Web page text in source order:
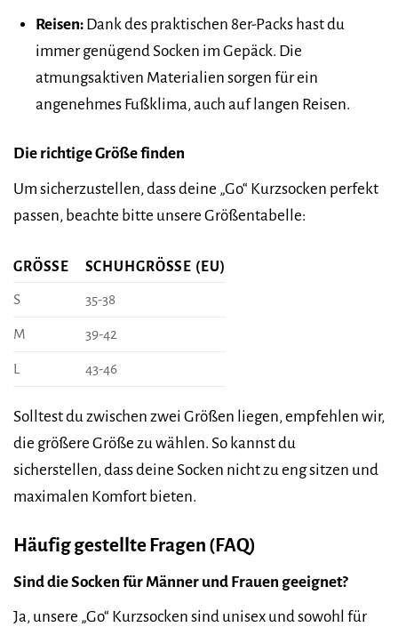
Reisen:Dank des praktischen 8er-Packs hast du
immer genügend Socken im Gepäck. Die
atmungsaktiven Materialien sorgen für ein
angenehmes Fußklima, auch auf langen Reisen.
Die richtige Größe finden
Um sicherzustellen, dass deine „Go“ Kurzsocken perfekt
passen, beachte bitte unsere Größentabelle:
GRÖSSE SCHUHGRÖSSE (EU)
S 35-38
M 39-42
L 43-46
Solltest du zwischen zwei Größen liegen, empfehlen wir,
die größere Größe zu wählen. So kannst du
sicherstellen, dass deine Socken nicht zu eng sitzen und
maximalen Komfort bieten.
Häufig gestellte Fragen (FAQ)
Sind die Socken für Männer und Frauen geeignet?
Ja, unsere „Go“ Kurzsocken sind unisex und sowohl für